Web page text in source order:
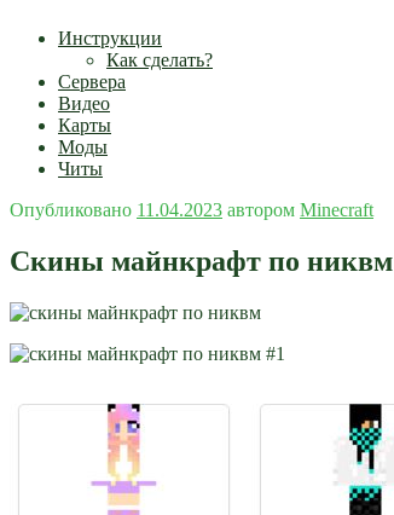
Инструкции
Как сделать?
Сервера
Видео
Карты
Моды
Читы
Опубликовано 11.04.2023 автором Minecraft
Скины майнкрафт по никвм